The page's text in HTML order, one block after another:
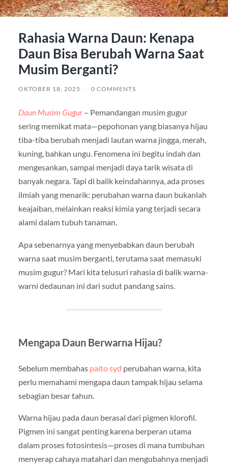
Rahasia Warna Daun: Kenapa
Daun Bisa Berubah Warna Saat
Musim Berganti?
OKTOBER 18, 2025 / 0 COMMENTS
Daun Musim Gugur– Pemandangan musim gugur
sering memikat mata—pepohonan yang biasanya hijau
tiba-tiba berubah menjadi lautan warna jingga, merah,
kuning, bahkan ungu. Fenomena ini begitu indah dan
mengesankan, sampai menjadi daya tarik wisata di
banyak negara. Tapi di balik keindahannya, ada proses
ilmiah yang menarik: perubahan warna daun bukanlah
keajaiban, melainkan reaksi kimia yang terjadi secara
alami dalam tubuh tanaman.
Apa sebenarnya yang menyebabkan daun berubah
warna saat musim berganti, terutama saat memasuki
musim gugur? Mari kita telusuri rahasia di balik warna-
warni dedaunan ini dari sudut pandang sains.
Mengapa Daun Berwarna Hijau?
Sebelum membahas paito syd perubahan warna, kita
perlu memahami mengapa daun tampak hijau selama
sebagian besar tahun.
Warna hijau pada daun berasal dari pigmen klorofil.
Pigmen ini sangat penting karena berperan utama
dalam proses fotosintesis—proses di mana tumbuhan
menyerap cahaya matahari dan mengubahnya menjadi